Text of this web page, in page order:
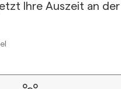
Ihre Auszeit an